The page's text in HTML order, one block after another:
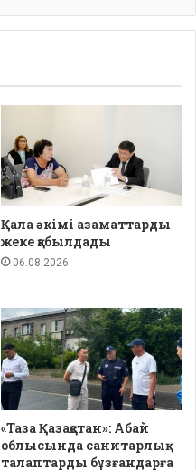
Қала әкімі азаматтарды
жеке қабылдады
06.08.2026
«Таза Қазақстан»: Абай
облысында санитарлық
талаптарды бұзғандарға